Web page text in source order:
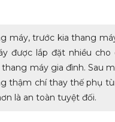
máy, trước kia thang
được lắp đặt nhiều cho
máy gia đình. Sau
thậm chí thay thế phụ
là an toàn tuyệt đối.